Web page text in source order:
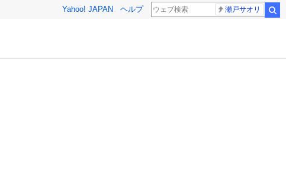
Yahoo! JAPAN ヘルプ 瀬戸サオリ